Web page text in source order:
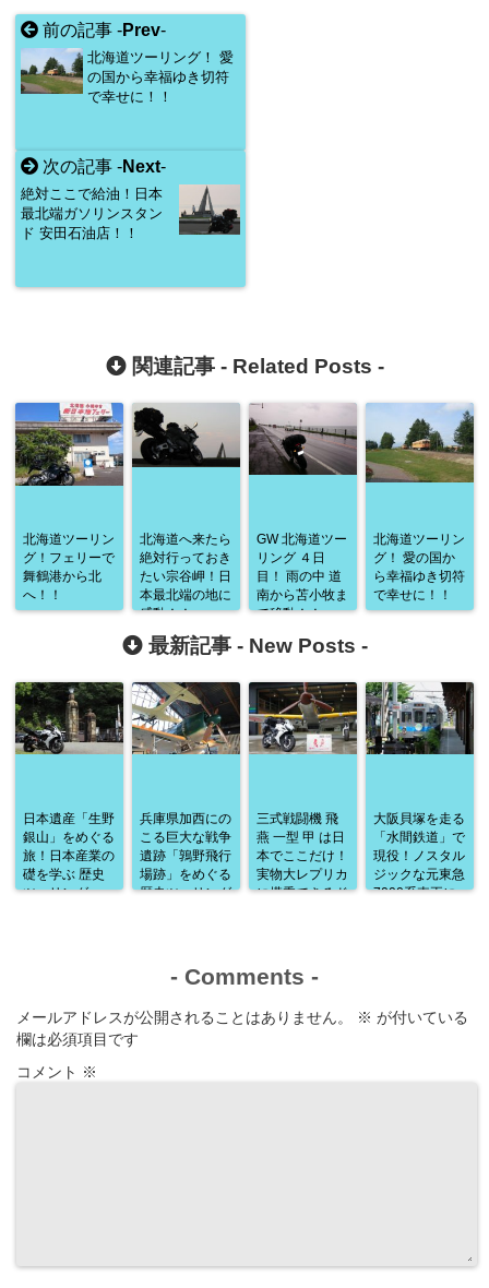
前の記事 -Prev-
北海道ツーリング！ 愛
の国から幸福ゆき切符
で幸せに！！
次の記事 -Next-
絶対ここで給油！日本
最北端ガソリンスタン
ド 安田石油店！！
関連記事 - Related Posts -
北海道ツーリン
グ！フェリーで
舞鶴港から北
へ！！
北海道へ来たら
絶対行っておき
たい宗谷岬！日
本最北端の地に
感動！！
GW 北海道ツー
リング ４日
目！ 雨の中 道
南から苫小牧ま
で移動！！
北海道ツーリン
グ！ 愛の国か
ら幸福ゆき切符
で幸せに！！
最新記事 - New Posts -
日本遺産「生野
銀山」をめぐる
旅！日本産業の
礎を学ぶ 歴史
ツーリング
兵庫県加西にの
こる巨大な戦争
遺跡「鶉野飛行
場跡」をめぐる
歴史ツーリング
三式戦闘機 飛
燕 一型 甲 は日
本でここだけ！
実物大レプリカ
に搭乗できるド
大阪貝塚を走る
「水間鉄道」で
現役！ノスタル
ジックな元東急
7000系車両に
- Comments -
メールアドレスが公開されることはありません。 ※ が付いている
欄は必須項目です
コメント ※